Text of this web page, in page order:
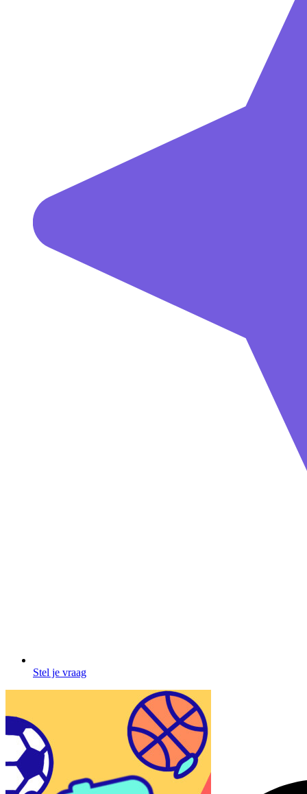
Stel je vraag